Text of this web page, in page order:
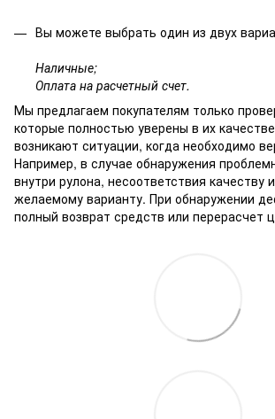
Вы можете выбрать один из двух
Наличные;
Оплата на расчетный счет.
Мы предлагаем покупателям только
которые полностью уверены в их
возникают ситуации, когда необходимо
Например, в случае обнаружения
внутри рулона, несоответствия качеству
желаемому варианту. При обнаружении
полный возврат средств или перерасчет